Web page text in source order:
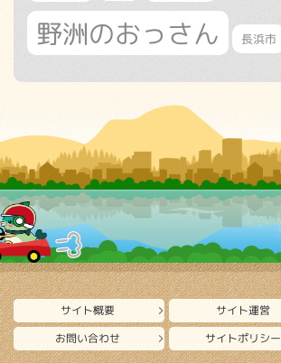
野洲のおっさん 長浜市
サイト概要
サイト運営
お問い合わせ
サイトポリシー